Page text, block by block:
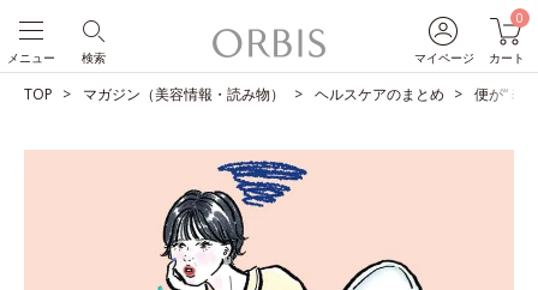
マイページ
0
カート
検索
メニュー
TOP マガジン（美容情報・読み物） ヘルスケアのまとめ 便が“ミ